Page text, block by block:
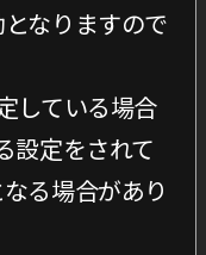
なりますので
している場合
設定をされて
る場合があり